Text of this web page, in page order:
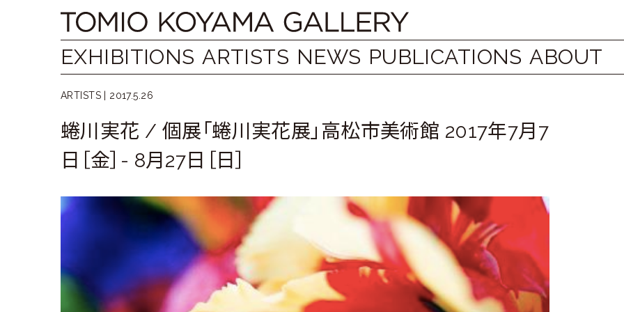
content
Tomio
Koyama
山
登
美
夫
ギ
ャ
EXHIBITIONS ARTISTS NEWS PUBLICATIONS ABOUT
ARTISTS | 2017.5.26
蜷川実花 / 個展「蜷川実花展」高松市美術館 2017年7月7
日［金］- 8月27日［日］